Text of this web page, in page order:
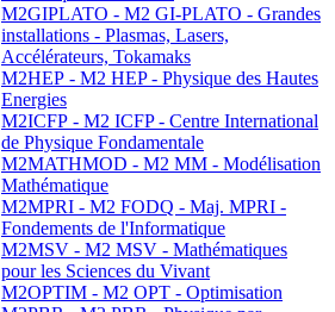
M2GIPLATO - M2 GI-PLATO - Grandes
installations - Plasmas, Lasers,
Accélérateurs, Tokamaks
M2HEP - M2 HEP - Physique des Hautes
Energies
M2ICFP - M2 ICFP - Centre International
de Physique Fondamentale
M2MATHMOD - M2 MM - Modélisation
Mathématique
M2MPRI - M2 FODQ - Maj. MPRI -
Fondements de l'Informatique
M2MSV - M2 MSV - Mathématiques
pour les Sciences du Vivant
M2OPTIM - M2 OPT - Optimisation